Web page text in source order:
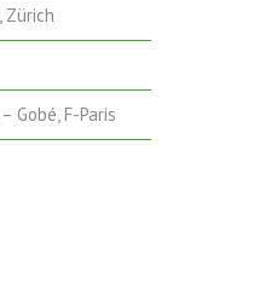
Zürich
Gobé, F-Paris